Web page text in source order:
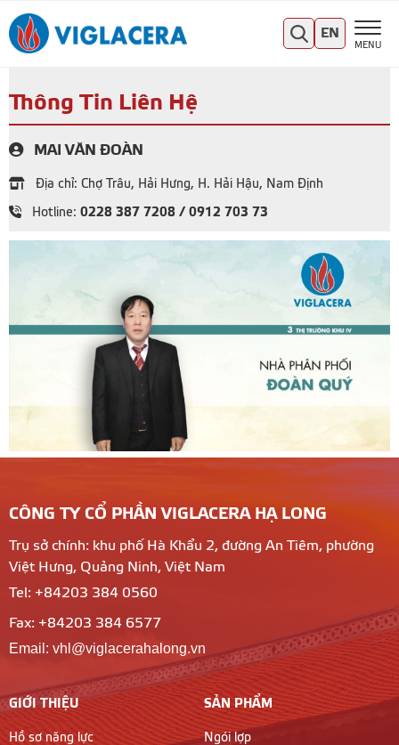
MENU
EN
Thông Tin Liên Hệ
MAI VĂN ĐOÀN
Địa chỉ: Chợ Trâu, Hải Hưng, H. Hải Hậu, Nam Định
Hotline: 0228 387 7208 / 0912 703 73
CÔNG TY CỔ PHẦN VIGLACERA HẠ LONG
Trụ sở chính: khu phố Hà Khẩu 2, đường An Tiêm, phường
Việt Hưng, Quảng Ninh, Việt Nam
Tel: +84203 384 0560
Fax: +84203 384 6577
Email: vhl@viglacerahalong.vn
GIỚI THIỆU
Hồ sơ năng lực
SẢN PHẨM
Ngói lợp